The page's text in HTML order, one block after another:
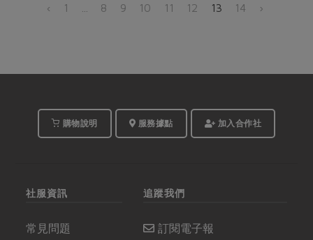
‹ 1 8 9 10 11 12 13 14 ›
購物說明 服務據點 加入合作社
社服資訊
常見問題
追蹤我們
訂閱電子報